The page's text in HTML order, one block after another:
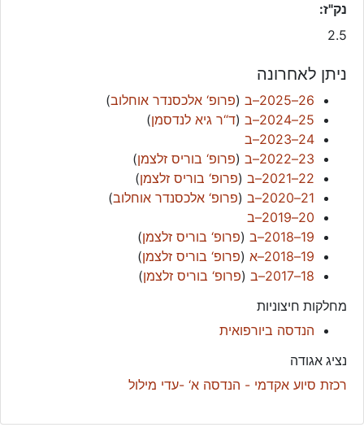
נק"ז:
2.5
ניתן לאחרונה
26–2025–ב (פרופ‘ אלכסנדר אוחלוב)
25–2024–ב
(ד“ר גיא לנדסמן)
24–2023–ב
23–2022–ב
(פרופ‘ בוריס זלצמן)
22–2021–ב
(פרופ‘ בוריס זלצמן)
21–2020–ב
(פרופ‘ אלכסנדר אוחלוב)
20–2019–ב
19–2018–ב
(פרופ‘ בוריס זלצמן)
19–2018–א
(פרופ‘ בוריס זלצמן)
18–2017–ב
(פרופ‘ בוריס זלצמן)
מחלקות חיצוניות
הנדסה ביורפואית
נציג אגודה
רכזת סיוע אקדמי - הנדסה א‘ -עדי מילול